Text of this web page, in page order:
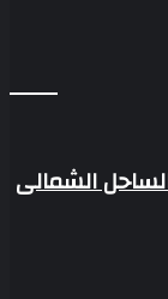
الشمالى